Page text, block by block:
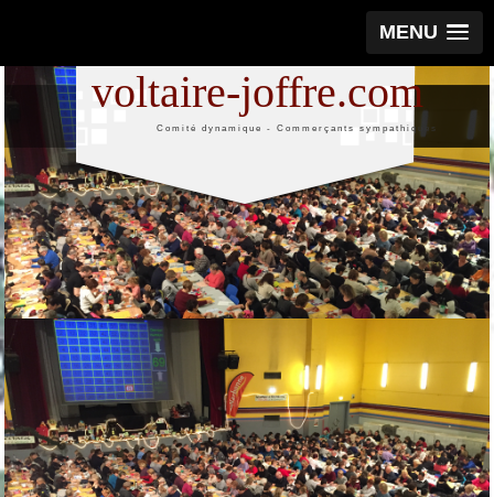
MENU
voltaire-joffre.com
Comité dynamique - Commerçants sympathiques